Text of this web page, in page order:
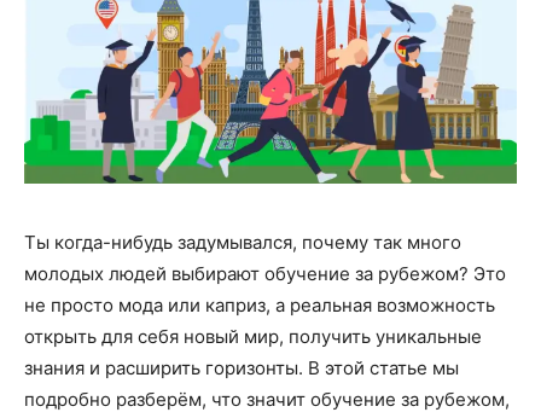
Ты когда-нибудь задумывался, почему так много
молодых людей выбирают обучение за рубежом? Это
не просто мода или каприз, а реальная возможность
открыть для себя новый мир, получить уникальные
знания и расширить горизонты. В этой статье мы
подробно разберём, что значит обучение за рубежом,